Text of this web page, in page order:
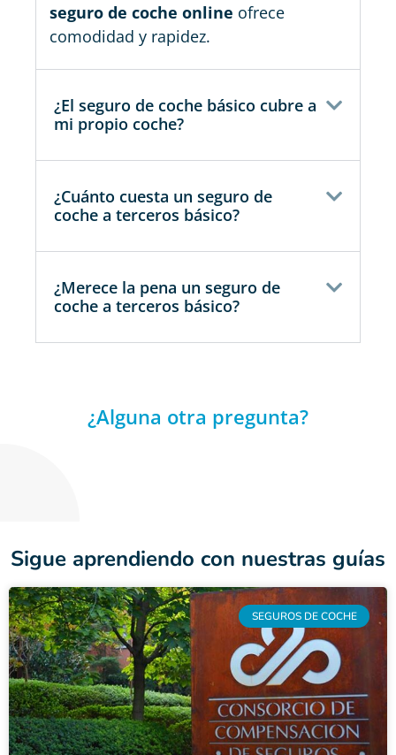
seguro de coche online ofrece
comodidad y rapidez.
¿El seguro de coche básico cubre a
mi propio coche?
¿Cuánto cuesta un seguro de
coche a terceros básico?
¿Merece la pena un seguro de
coche a terceros básico?
¿Alguna otra pregunta?
Sigue aprendiendo con nuestras guías
SEGUROS DE COCHE